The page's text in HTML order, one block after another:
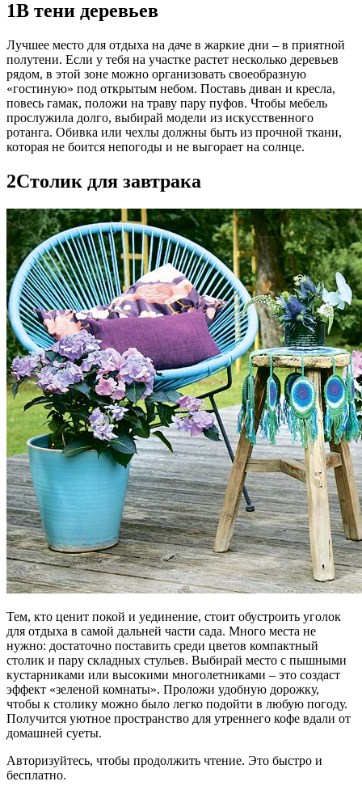
1В тени деревьев
Лучшее место для отдыха на даче в жаркие дни – в приятной
полутени. Если у тебя на участке растет несколько деревьев
рядом, в этой зоне можно организовать своеобразную
«гостиную» под открытым небом. Поставь диван и кресла,
повесь гамак, положи на траву пару пуфов. Чтобы мебель
прослужила долго, выбирай модели из искусственного
ротанга. Обивка или чехлы должны быть из прочной ткани,
которая не боится непогоды и не выгорает на солнце.
2Столик для завтрака
Тем, кто ценит покой и уединение, стоит обустроить уголок
для отдыха в самой дальней части сада. Много места не
нужно: достаточно поставить среди цветов компактный
столик и пару складных стульев. Выбирай место с пышными
кустарниками или высокими многолетниками – это создаст
эффект «зеленой комнаты». Проложи удобную дорожку,
чтобы к столику можно было легко подойти в любую погоду.
Получится уютное пространство для утреннего кофе вдали от
домашней суеты.
Авторизуйтесь, чтобы продолжить чтение. Это быстро и
бесплатно.